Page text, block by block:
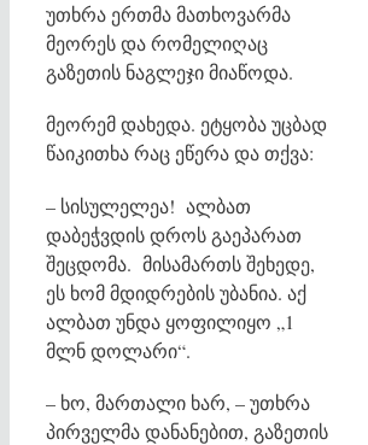
უთხრა ერთმა მათხოვარმა
მეორეს და რომელიღაც
გაზეთის ნაგლეჯი მიაწოდა.
მეორემ დახედა. ეტყობა უცბად
წაიკითხა რაც ეწერა და თქვა:
– სისულელეა! ალბათ
დაბეჭვდის დროს გაეპარათ
შეცდომა. მისამართს შეხედე,
ეს ხომ მდიდრების უბანია. აქ
ალბათ უნდა ყოფილიყო „1
მლნ დოლარი“.
– ხო, მართალი ხარ, – უთხრა
პირველმა დანანებით, გაზეთის